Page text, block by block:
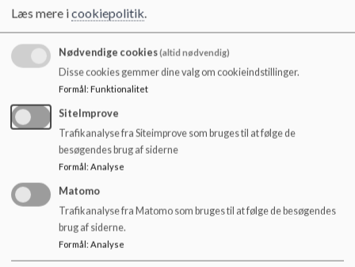
Ved længere fravær af en forældrerepræsentant indtræder en
forældresuppleant med stemmeret. Ligeledes indtræder en
forældresuppleant som fuldt medlem af bestyrelsen, hvis en
forældrerepræsentant træder ud af bestyrelsen.
Skolebestyrelsen er beslutningsdygtig, når mere end halvdelen af
de stemmeberettigede er til stede.
Medlemmerne kan kun deltage i bestyrelsens afstemninger, når
de er personligt til stede eller deltager online under disse.
Læs mere icookiepolitik.
Nødvendige cookies(altid nødvendig)
Disse cookies gemmer dine valg om cookieindstillinger.
Formål: Funktionalitet
SiteImprove
Trafikanalyse fra Siteimprove som bruges til at følge de
besøgendes brug af siderne
Formål: Analyse
Matomo
Trafikanalyse fra Matomo som bruges til at følge de besøgendes
brug af siderne.
Formål: Analyse